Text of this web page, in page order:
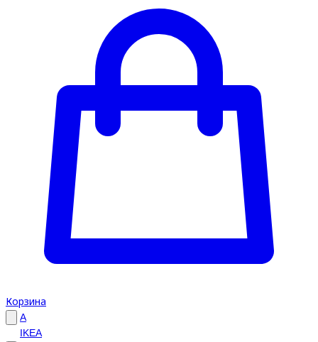
Корзина
A
IKEA